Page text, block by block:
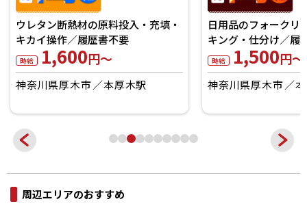
ウレタン断熱材の原料投入・充填・
キカイ操作／履歴書不要
時給 1,600円～
神奈川県厚木市 本厚木駅
日用品のフォークリ
キング・仕分け／履
時給 1,500円～
神奈川県厚木市
周辺エリアのおすすめ